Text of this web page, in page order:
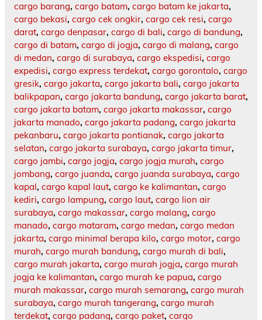
cargo barang, cargo batam, cargo batam ke jakarta,
cargo bekasi, cargo cek ongkir, cargo cek resi, cargo
darat, cargo denpasar, cargo di bali, cargo di bandung,
cargo di batam, cargo di jogja, cargo di malang, cargo
di medan, cargo di surabaya, cargo ekspedisi, cargo
expedisi, cargo express terdekat, cargo gorontalo, cargo
gresik, cargo jakarta, cargo jakarta bali, cargo jakarta
balikpapan, cargo jakarta bandung, cargo jakarta barat,
cargo jakarta batam, cargo jakarta makassar, cargo
jakarta manado, cargo jakarta padang, cargo jakarta
pekanbaru, cargo jakarta pontianak, cargo jakarta
selatan, cargo jakarta surabaya, cargo jakarta timur,
cargo jambi, cargo jogja, cargo jogja murah, cargo
jombang, cargo juanda, cargo juanda surabaya, cargo
kapal, cargo kapal laut, cargo ke kalimantan, cargo
kediri, cargo lampung, cargo laut, cargo lion air
surabaya, cargo makassar, cargo malang, cargo
manado, cargo mataram, cargo medan, cargo medan
jakarta, cargo minimal berapa kilo, cargo motor, cargo
murah, cargo murah bandung, cargo murah di bali,
cargo murah jakarta, cargo murah jogja, cargo murah
jogja ke kalimantan, cargo murah ke papua, cargo
murah makassar, cargo murah semarang, cargo murah
surabaya, cargo murah tangerang, cargo murah
terdekat, cargo padang, cargo paket, cargo